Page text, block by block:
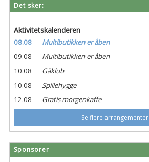
Det sker:
Aktivitetskalenderen
08.08
Multibutikken er åben
09.08
Multibutikken er åben
10.08
Gåklub
10.08
Spillehygge
12.08
Gratis morgenkaffe
Se flere arrangementer
Sponsorer